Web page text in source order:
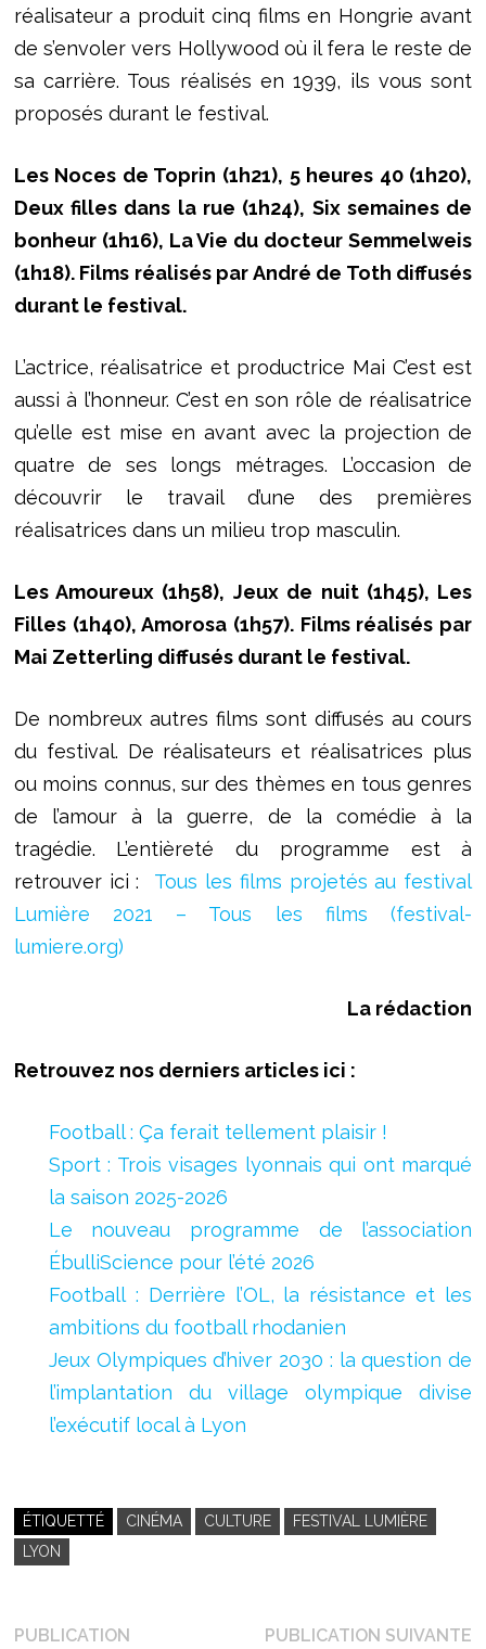
réalisateur a produit cinq films en Hongrie avant
de s’envoler vers Hollywood où il fera le reste de
sa carrière. Tous réalisés en 1939, ils vous sont
proposés durant le festival.
Les Noces de Toprin (1h21), 5 heures 40 (1h20),
Deux filles dans la rue (1h24), Six semaines de
bonheur (1h16), La Vie du docteur Semmelweis
(1h18). Films réalisés par André de Toth diffusés
durant le festival.
L’actrice, réalisatrice et productrice Mai C’est est
aussi à l’honneur. C’est en son rôle de réalisatrice
qu’elle est mise en avant avec la projection de
quatre de ses longs métrages. L’occasion de
découvrir le travail d’une des premières
réalisatrices dans un milieu trop masculin.
Les Amoureux (1h58), Jeux de nuit (1h45), Les
Filles (1h40), Amorosa (1h57). Films réalisés par
Mai Zetterling diffusés durant le festival.
De nombreux autres films sont diffusés au cours
du festival. De réalisateurs et réalisatrices plus
ou moins connus, sur des thèmes en tous genres
de l’amour à la guerre, de la comédie à la
tragédie. L’entièreté du programme est à
retrouver ici : Tous les films projetés au festival
Lumière 2021 – Tous les films (festival-
lumiere.org)
La rédaction
Retrouvez nos derniers articles ici :
Football : Ça ferait tellement plaisir !
Sport : Trois visages lyonnais qui ont marqué
la saison 2025-2026
Le nouveau programme de l’association
ÉbulliScience pour l’été 2026
Football : Derrière l’OL, la résistance et les
ambitions du football rhodanien
Jeux Olympiques d’hiver 2030 : la question de
l’implantation du village olympique divise
l’exécutif local à Lyon
ÉTIQUETTÉ CINÉMA CULTURE
FESTIVAL LUMIÈRE
LYON
Navigation
PUBLICATION PUBLICATION SUIVANTE